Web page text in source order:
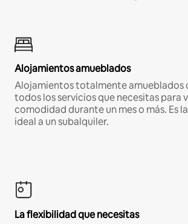
Alojamientos amueblados
Alojamientos totalmente amueblados
todos los servicios que necesitas para
comodidad durante un mes o más. Es
ideal a un subalquiler.
La flexibilidad que necesitas